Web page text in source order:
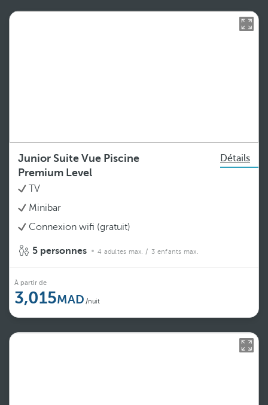
Junior Suite Vue Piscine
Premium Level
Détails
TV
Minibar
Connexion wifi (gratuit)
5 personnes 4 adultes max. / 3 enfants max.
À partir de
3,015 /nuit